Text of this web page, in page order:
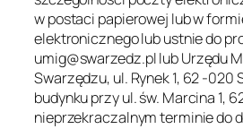
w postaci papierowej lub w
elektronicznego lub ustnie do
umig@swarzedz.pl lub Urzędu
Swarzędzu, ul. Rynek 1, 62 -020
budynku przy ul. św. Marcina 1,
nieprzekraczalnym terminie do